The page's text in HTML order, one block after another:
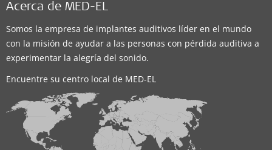
Acerca de MED-EL
Somos la empresa de implantes auditivos líder en el mundo
con la misión de ayudar a las personas con pérdida auditiva a
experimentar la alegría del sonido.
Encuentre su centro local de MED-EL